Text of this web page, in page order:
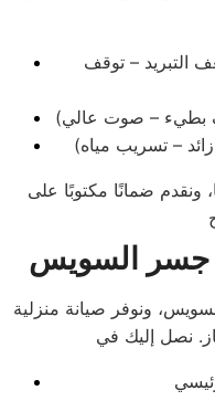
التبريد – توقف
بطيء – صوت عالي)
– تسريب مياه)
ونقدم ضمانًا مكتوبًا على
جسر السويس
ونوفر صيانة منزلية